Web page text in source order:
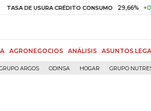
USURA CRÉDITO CONSUMO 29,66% +0,87%
AGRONEGOCIOS ANÁLISIS ASUNTOS
ARGOS ODINSA HOGAR GRUPO